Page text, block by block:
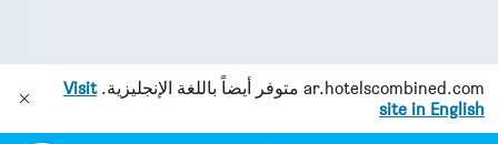
ar.hotelscombined.com متوفر أيضاً باللغة الإنجليزية.Visit
site in English